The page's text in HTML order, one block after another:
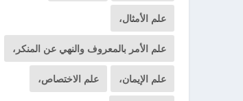
علم الأمثال،
علم الأمر بالمعروف والنهي عن المنكر،
علم الإيمان، علم الاختصاص،